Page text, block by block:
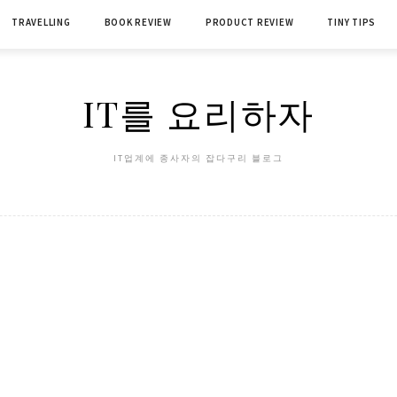
TRAVELLING BOOK REVIEW PRODUCT REVIEW TINY TIPS
IT를 요리하자
IT업계에 종사자의 잡다구리 블로그